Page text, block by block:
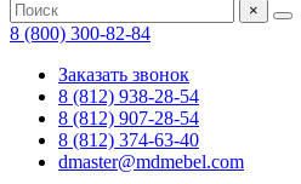
×
8 (800) 300-82-84
Заказать звонок
8 (812) 938-28-54
8 (812) 907-28-54
8 (812) 374-63-40
dmaster@mdmebel.com